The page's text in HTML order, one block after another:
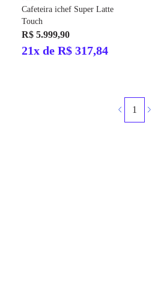
Cafeteira ichef Super Latte
Touch
R$ 5.999,90
21x de R$ 317,84
1